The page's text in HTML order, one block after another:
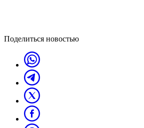
Поделиться новостью